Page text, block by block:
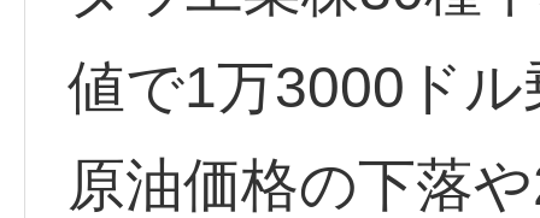
値で1万3000ド
原油価格の下落